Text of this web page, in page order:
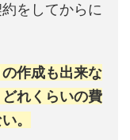
をしてからに
作成も出来な
れくらいの費
。